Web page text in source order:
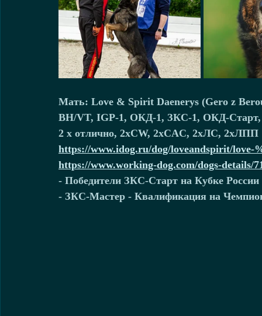
Мать: Love & Spirit Daenerys (Gero z
BH/VT, IGP-1, ОКД-1, ЗКС-1, ОКД-
2 x отлично, 2xCW, 2xCAC, 2xЛС, 2xЛПП
https://www.idog.ru/dog/loveandspirit/love-
https://www.working-dog.com/dogs-details/
- Победители ЗКС-Старт на Кубке
- ЗКС-Мастер - Квалификация на